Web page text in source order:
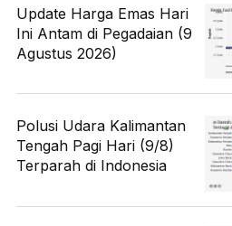
Update Harga Emas Hari
Ini Antam di Pegadaian (9
Agustus 2026)
Polusi Udara Kalimantan
Tengah Pagi Hari (9/8)
Terparah di Indonesia